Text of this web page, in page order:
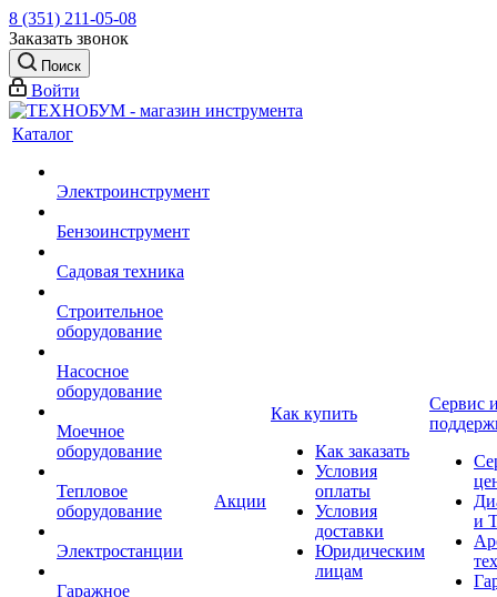
8 (351) 211-05-08
Заказать звонок
Поиск
Войти
Каталог
Электроинструмент
Бензоинструмент
Садовая техника
Строительное
оборудование
Насосное
оборудование
Моечное
оборудование
Тепловое
оборудование
Электростанции
Гаражное
Акции
Как купить
Как заказать
Условия
оплаты
Условия
доставки
Юридическим
лицам
Сервис
и